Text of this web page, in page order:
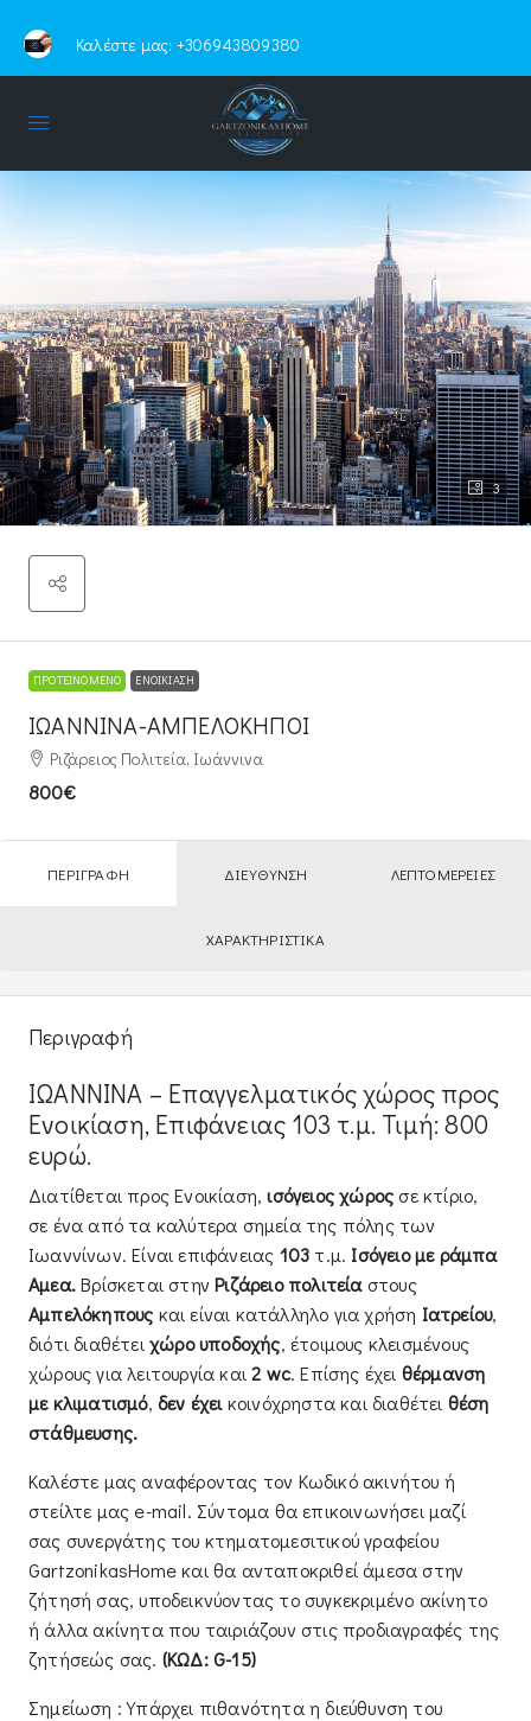
Καλέστε μας: +306943809380
3
ΠΡΟΤΕΙΝΌΜΕΝΟ ΕΝΟΙΚΊΑΣΗ
ΙΩΑΝΝΙΝΑ-ΑΜΠΕΛΟΚΗΠΟΙ
Ριζάρειος Πολιτεία, Ιωάννινα
800€
ΠΕΡΙΓΡΑΦΉ ΔΙΕΎΘΥΝΣΗ ΛΕΠΤΟΜΈΡΕΙΕΣ
ΧΑΡΑΚΤΗΡΙΣΤΙΚΆ
Περιγραφή
ΙΩΑΝΝΙΝΑ – Επαγγελματικός χώρος προς
Ενοικίαση, Επιφάνειας 103 τ.μ. Τιμή: 800
ευρώ.
Διατίθεται προς Ενοικίαση,ισόγειος χώρος σε κτίριο,
σε ένα από τα καλύτερα σημεία της πόλης των
Ιωαννίνων. Είναι επιφάνειας 103 τ.μ. Ισόγειο με ράμπα
Αμεα.Βρίσκεται στηνΡιζάρειο πολιτείαστους
Αμπελόκηπους και είναι κατάλληλο για χρήση Ιατρείου,
διότι διαθέτει χώρο υποδοχής, έτοιμους κλεισμένους
χώρους για λειτουργία και2 wc. Επίσης έχει θέρμανση
με κλιματισμό, δεν έχεικοινόχρηστα και διαθέτει θέση
στάθμευσης.
Καλέστε μας αναφέροντας τον Κωδικό ακινήτου ή
στείλτε μας e-mail. Σύντομα θα επικοινωνήσει μαζί
σας συνεργάτης του κτηματομεσιτικού γραφείου
GartzonikasHome και θα ανταποκριθεί άμεσα στην
ζήτησή σας, υποδεικνύοντας το συγκεκριμένο ακίνητο
ή άλλα ακίνητα που ταιριάζουν στις προδιαγραφές της
ζητήσεώς σας. (ΚΩΔ: G-15)
Σημείωση : Υπάρχει πιθανότητα η διεύθυνση του